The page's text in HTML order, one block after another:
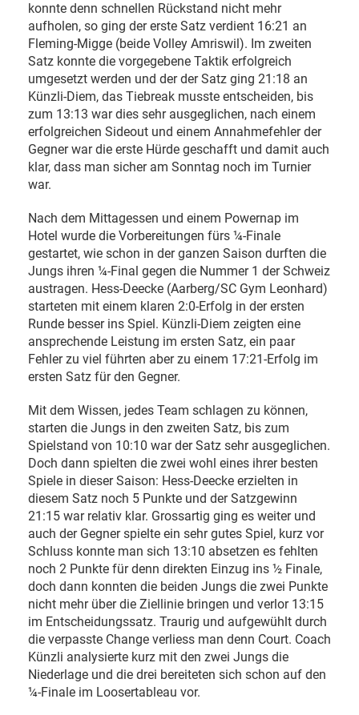
konnte denn schnellen Rückstand nicht mehr
aufholen, so ging der erste Satz verdient 16:21 an
Fleming-Migge (beide Volley Amriswil). Im zweiten
Satz konnte die vorgegebene Taktik erfolgreich
umgesetzt werden und der der Satz ging 21:18 an
Künzli-Diem, das Tiebreak musste entscheiden, bis
zum 13:13 war dies sehr ausgeglichen, nach einem
erfolgreichen Sideout und einem Annahmefehler der
Gegner war die erste Hürde geschafft und damit auch
klar, dass man sicher am Sonntag noch im Turnier
war.
Nach dem Mittagessen und einem Powernap im
Hotel wurde die Vorbereitungen fürs ¼-Finale
gestartet, wie schon in der ganzen Saison durften die
Jungs ihren ¼-Final gegen die Nummer 1 der Schweiz
austragen. Hess-Deecke (Aarberg/SC Gym Leonhard)
starteten mit einem klaren 2:0-Erfolg in der ersten
Runde besser ins Spiel. Künzli-Diem zeigten eine
ansprechende Leistung im ersten Satz, ein paar
Fehler zu viel führten aber zu einem 17:21-Erfolg im
ersten Satz für den Gegner.
Mit dem Wissen, jedes Team schlagen zu können,
starten die Jungs in den zweiten Satz, bis zum
Spielstand von 10:10 war der Satz sehr ausgeglichen.
Doch dann spielten die zwei wohl eines ihrer besten
Spiele in dieser Saison: Hess-Deecke erzielten in
diesem Satz noch 5 Punkte und der Satzgewinn
21:15 war relativ klar. Grossartig ging es weiter und
auch der Gegner spielte ein sehr gutes Spiel, kurz vor
Schluss konnte man sich 13:10 absetzen es fehlten
noch 2 Punkte für denn direkten Einzug ins ½ Finale,
doch dann konnten die beiden Jungs die zwei Punkte
nicht mehr über die Ziellinie bringen und verlor 13:15
im Entscheidungssatz. Traurig und aufgewühlt durch
die verpasste Change verliess man denn Court. Coach
Künzli analysierte kurz mit den zwei Jungs die
Niederlage und die drei bereiteten sich schon auf den
¼-Finale im Loosertableau vor.